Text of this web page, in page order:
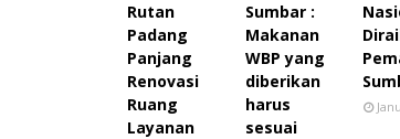
Rutan
Padang
Panjang
Renovasi
Ruang
Layanan
Sumbar :
Makanan
WBP yang
diberikan
harus
sesuai